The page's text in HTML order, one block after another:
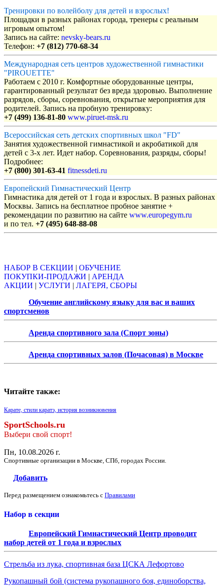
Тренировки по волейболу для детей и взрослых!
Площадки в разных районах города, тренеры с реальным
игровым опытом!
Запись на сайте: nevsky-bears.ru
Телефон: +7 (812) 770-68-34
Международная сеть центров художественной гимнастики
"PIROUETTE"
Работаем с 2010 г. Комфортные оборудованные центры,
гарантированный результат без вреда здоровью. Выполнение
разрядов, сборы, соревнования, открытые мероприятия для
родителей. Запись на пробную тренировку:
+7 (499) 136-81-80 www.piruet-msk.ru
Всероссийская сеть детских спортивных школ "FD"
Занятия художественной гимнастикой и акробатикой для
детей с 3-х лет. Идет набор. Соревнования, разряды, сборы!
Подробнее:
+7 (800) 301-63-41 fitnessdeti.ru
Европейский Гимнастический Центр
Гимнастика для детей от 1 года и взрослых. В разных районах
Москвы. Запись на бесплатное пробное занятие +
рекомендации по развитию на сайте www.europegym.ru
и по тел. +7 (495) 648-88-08
НАБОР В СЕКЦИИ | ОБУЧЕНИЕ
ПОКУПКИ-ПРОДАЖИ | АРЕНДА
АКЦИИ | УСЛУГИ | ЛАГЕРЯ, СБОРЫ
Обучение английскому языку для вас и ваших
спортсменов
Аренда спортивного зала (Спорт зоны)
Аренда спортивных залов (Почасовая) в Москве
Читайте также:
Карате, стили каратэ, история возникновения
SportSchools.ru
Выбери свой спорт!
Пн, 10.08.2026 г.
Спортивные организации в Москве, СПб, городах России.
Добавить
Перед размещением ознакомьтесь с Правилами
Набор в секции
Европейский Гимнастический Центр проводит
набор детей от 1 года и взрослых
Стрельба из лука, спортивная база ЦСКА Лефортово
Рукопашный бой (система рукопашного боя, единоборства,